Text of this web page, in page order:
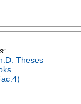
Theses